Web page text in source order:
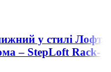
у стилі Лофт,
– StepLoft Rack-